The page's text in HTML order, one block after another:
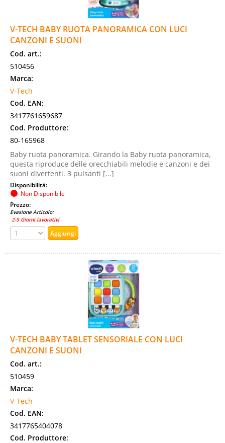
V-TECH BABY RUOTA PANORAMICA CON LUCI
CANZONI E SUONI
Cod. art.:
510456
Marca:
V-Tech
Cod. EAN:
3417761659687
Cod. Produttore:
80-165968
Baby ruota panoramica. Girando la Baby ruota panoramica,
questa riproduce delle orecchiabili melodie e canzoni e dei
suoni divertenti. 3 pulsanti [...]
Disponibilità:
Non Disponibile
Prezzo:
Evasione Articolo:
2-5 Giorni lavorativi
V-TECH BABY TABLET SENSORIALE CON LUCI
CANZONI E SUONI
Cod. art.:
510459
Marca:
V-Tech
Cod. EAN:
3417765404078
Cod. Produttore: